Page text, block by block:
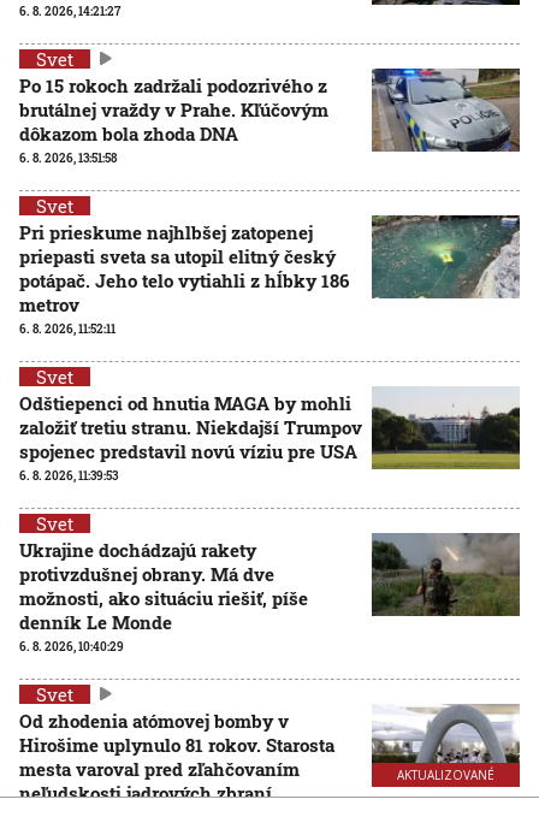
6. 8. 2026, 14:21:27
Svet
Po 15 rokoch zadržali podozrivého z
brutálnej vraždy v Prahe. Kľúčovým
dôkazom bola zhoda DNA
6. 8. 2026, 13:51:58
Svet
Pri prieskume najhlbšej zatopenej
priepasti sveta sa utopil elitný český
potápač. Jeho telo vytiahli z hĺbky 186
metrov
6. 8. 2026, 11:52:11
Svet
Odštiepenci od hnutia MAGA by mohli
založiť tretiu stranu. Niekdajší Trumpov
spojenec predstavil novú víziu pre USA
6. 8. 2026, 11:39:53
Svet
Ukrajine dochádzajú rakety
protivzdušnej obrany. Má dve
možnosti, ako situáciu riešiť, píše
denník Le Monde
6. 8. 2026, 10:40:29
AKTUALIZOVANÉ
Svet
Od zhodenia atómovej bomby v
Hirošime uplynulo 81 rokov. Starosta
mesta varoval pred zľahčovaním
neľudskosti jadrových zbraní